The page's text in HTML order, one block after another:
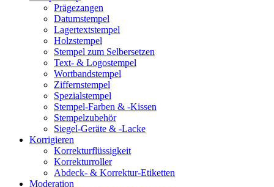
Prägezangen
Datumstempel
Lagertextstempel
Holzstempel
Stempel zum Selbersetzen
Text- & Logostempel
Wortbandstempel
Ziffernstempel
Spezialstempel
Stempel-Farben & -Kissen
Stempelzubehör
Siegel-Geräte & -Lacke
Korrigieren
Korrekturflüssigkeit
Korrekturroller
Abdeck- & Korrektur-Etiketten
Moderation